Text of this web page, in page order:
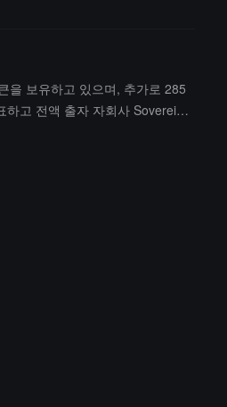
을 보유하고 있으며, 추가로 285
고 전액 출자 자회사 Sovereign